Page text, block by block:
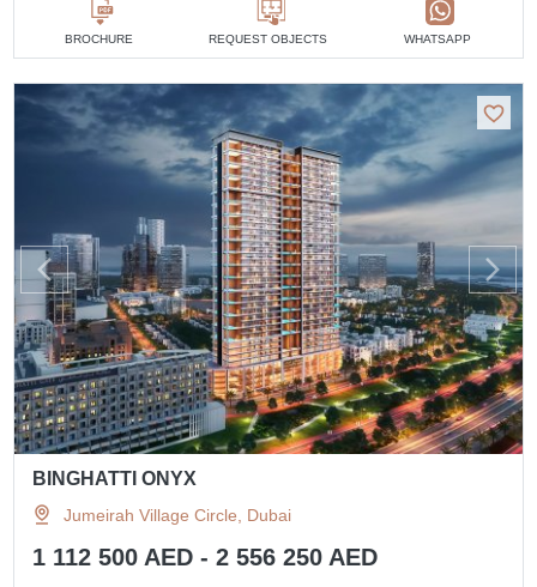
BROCHURE REQUEST OBJECTS WHATSAPP
BINGHATTI ONYX
Jumeirah Village Circle, Dubai
1 112 500 AED - 2 556 250 AED